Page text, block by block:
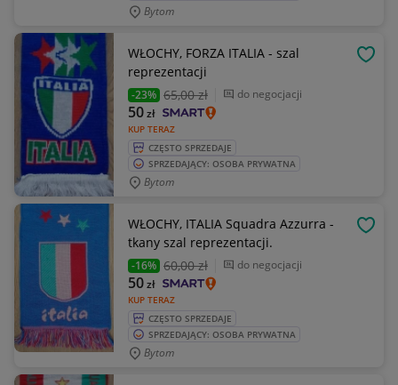
Bytom
WŁOCHY, FORZA ITALIA - szal
reprezentacji
-23% 65,00 zł do negocjacji
KUP TERAZ
50zł
CZĘSTO SPRZEDAJE
SPRZEDAJĄCY: OSOBA PRYWATNA
Bytom
WŁOCHY, ITALIA Squadra Azzurra -
tkany szal reprezentacji.
-16% 60,00 zł do negocjacji
KUP TERAZ
50zł
CZĘSTO SPRZEDAJE
SPRZEDAJĄCY: OSOBA PRYWATNA
Bytom